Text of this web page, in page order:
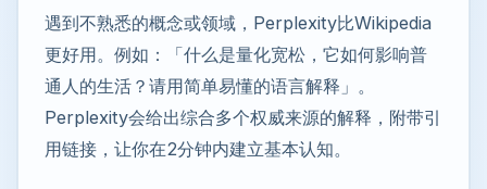
遇到不熟悉的概念或领域，Perplexity比Wikipedia
更好用。例如：「什么是量化宽松，它如何影响普
通人的生活？请用简单易懂的语言解释」。
Perplexity会给出综合多个权威来源的解释，附带引
用链接，让你在2分钟内建立基本认知。